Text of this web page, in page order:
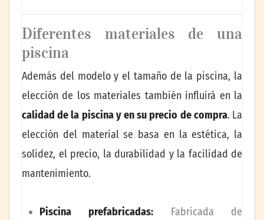
Diferentes materiales de una
piscina
Además del modelo y el tamaño de la piscina, la
elección de los materiales también influirá en la
calidad de la piscinay en su precio de compra. La
elección del material se basa en la estética, la
solidez, el precio, la durabilidad y la facilidad de
mantenimiento.
Piscina prefabricadas: Fabricada de